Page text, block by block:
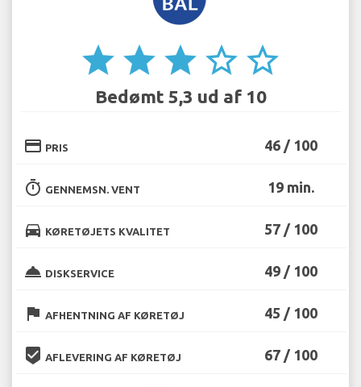
star star star star_border star_border
Bedømt 5,3 ud af 10
credit_card PRIS 46 / 100
timer GENNEMSN. VENT 19 min.
directions_car KØRETØJETS KVALITET 57 / 100
room_service DISKSERVICE 49 / 100
flag AFHENTNING AF KØRETØJ 45 / 100
beenhere AFLEVERING AF KØRETØJ 67 / 100